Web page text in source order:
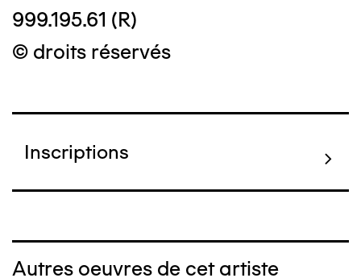
999.195.61 (R)
© droits réservés
Inscriptions
Autres oeuvres de cet artiste